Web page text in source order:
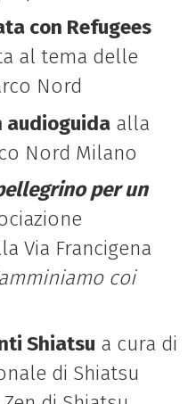
con Refugees
al tema delle
Nord
audioguidaalla
Nord Milano
per un
Via Francigena
coi
Shiatsu a cura di
di Shiatsu